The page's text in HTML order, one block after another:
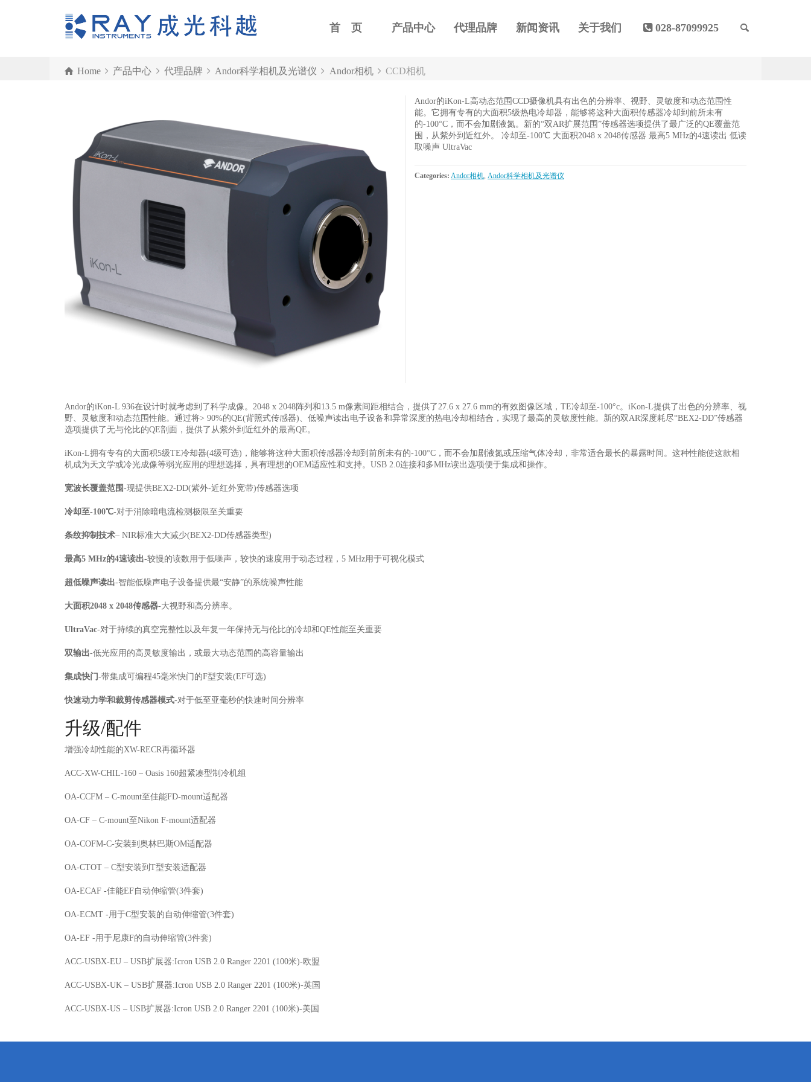
首 页 产品中心 代理品牌 新闻资讯 关于我们 028-87099925
Home 产品中心 代理品牌 Andor科学相机及光谱仪 Andor相机 CCD相机
Andor的iKon-L高动态范围CCD摄像机具有出色的分辨率、视野、灵敏度和动态范围性
能。它拥有专有的大面积5级热电冷却器，能够将这种大面积传感器冷却到前所未有
的-100°C，而不会加剧液氮。新的“双AR扩展范围”传感器选项提供了最广泛的QE覆盖范
围，从紫外到近红外。 冷却至-100℃ 大面积2048 x 2048传感器 最高5 MHz的4速读出 低读
取噪声 UltraVac
Categories: Andor相机, Andor科学相机及光谱仪
Andor的iKon-L 936在设计时就考虑到了科学成像。2048 x 2048阵列和13.5 m像素间距相结合，提供了27.6 x 27.6 mm的有效图像区域，TE冷却至-100°c。iKon-L提供了出色的分辨率、视
野、灵敏度和动态范围性能。通过将> 90%的QE(背照式传感器)、低噪声读出电子设备和异常深度的热电冷却相结合，实现了最高的灵敏度性能。新的双AR深度耗尽“BEX2-DD”传感器
选项提供了无与伦比的QE剖面，提供了从紫外到近红外的最高QE。
iKon-L拥有专有的大面积5级TE冷却器(4级可选)，能够将这种大面积传感器冷却到前所未有的-100°C，而不会加剧液氮或压缩气体冷却，非常适合最长的暴露时间。这种性能使这款相
机成为天文学或冷光成像等弱光应用的理想选择，具有理想的OEM适应性和支持。USB 2.0连接和多MHz读出选项便于集成和操作。
宽波长覆盖范围-现提供BEX2-DD(紫外-近红外宽带)传感器选项
冷却至-100℃-对于消除暗电流检测极限至关重要
条纹抑制技术– NIR标准大大减少(BEX2-DD传感器类型)
最高5 MHz的4速读出-较慢的读数用于低噪声，较快的速度用于动态过程，5 MHz用于可视化模式
超低噪声读出-智能低噪声电子设备提供最“安静”的系统噪声性能
大面积2048 x 2048传感器-大视野和高分辨率。
UltraVac-对于持续的真空完整性以及年复一年保持无与伦比的冷却和QE性能至关重要
双输出-低光应用的高灵敏度输出，或最大动态范围的高容量输出
集成快门-带集成可编程45毫米快门的F型安装(EF可选)
快速动力学和裁剪传感器模式-对于低至亚毫秒的快速时间分辨率
升级/配件
增强冷却性能的XW-RECR再循环器
ACC-XW-CHIL-160 – Oasis 160超紧凑型制冷机组
OA-CCFM – C-mount至佳能FD-mount适配器
OA-CF – C-mount至Nikon F-mount适配器
OA-COFM-C-安装到奥林巴斯OM适配器
OA-CTOT – C型安装到T型安装适配器
OA-ECAF -佳能EF自动伸缩管(3件套)
OA-ECMT -用于C型安装的自动伸缩管(3件套)
OA-EF -用于尼康F的自动伸缩管(3件套)
ACC-USBX-EU – USB扩展器:Icron USB 2.0 Ranger 2201 (100米)-欧盟
ACC-USBX-UK – USB扩展器:Icron USB 2.0 Ranger 2201 (100米)-英国
ACC-USBX-US – USB扩展器:Icron USB 2.0 Ranger 2201 (100米)-美国